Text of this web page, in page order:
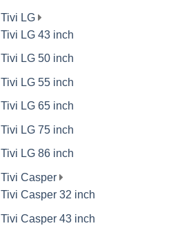
Tivi LG
Tivi LG 43 inch
Tivi LG 50 inch
Tivi LG 55 inch
Tivi LG 65 inch
Tivi LG 75 inch
Tivi LG 86 inch
Tivi Casper
Tivi Casper 32 inch
Tivi Casper 43 inch